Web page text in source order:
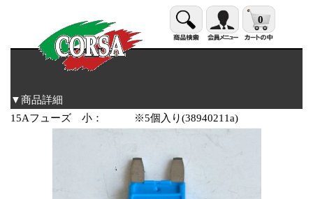
0
▼商品詳細
15Aフューズ 小： ※5個入り(38940211a)